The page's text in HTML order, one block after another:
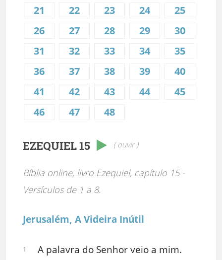
21
22 23 24
25
26
27 28 29
30
31
32 33 34
35
36
37 38 39
40
41
42 43 44
45
46
47 48
EZEQUIEL 15 ( ouvir )
Bíblia online, livro Ezequiel, capítulo 15 -
Versículos de 1 a 8.
Jerusalém, A Videira Inútil
1
A palavra do Senhor veio a mim.